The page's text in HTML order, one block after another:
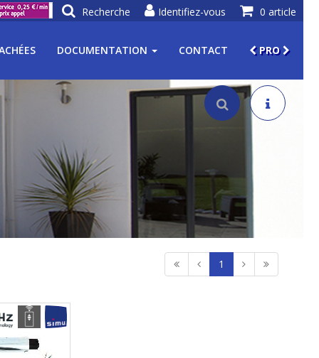
0 article
Identifiez-vous
Recherche
DOCUMENTATION CONTACT PRO
1